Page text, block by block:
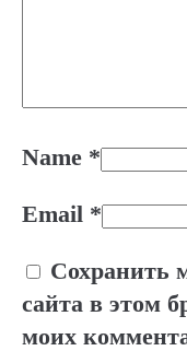
Name *
Email *
Сохранить
сайта в этом
моих